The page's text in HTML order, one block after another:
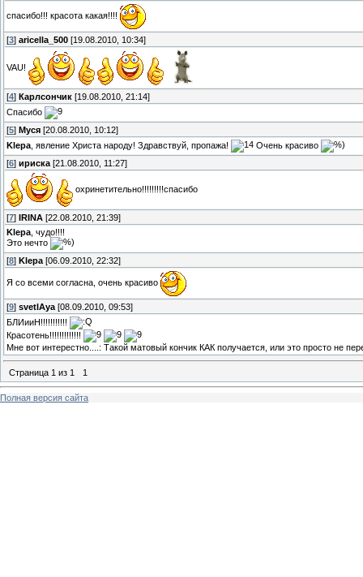
спасибо!!! красота какая!!!!
[3] aricella_500 [19.08.2010, 10:34]
VAU!
[4] Карлсончик [19.08.2010, 21:14]
Спасибо
[5] Муся [20.08.2010, 10:12]
Klepa , явление Христа народу! Здравствуй, пропажа!
Очень красиво
[6] ириска [21.08.2010, 11:27]
охринетительно!!!!!!!!!спасибо
[7] IRINA [22.08.2010, 21:39]
Klepa , чудо!!!!
Это нечто
[8] Klepa [06.09.2010, 22:32]
Я со всеми согласна, очень красиво
[9] svetlAya [08.09.2010, 09:53]
БЛИииН!!!!!!!!!!!
Красотень!!!!!!!!!!!!!
Мне вот интерестно....: Такой матовый кончик КАК получается, или это просто не
Страница 1 из 1 1
Полная версия сайта